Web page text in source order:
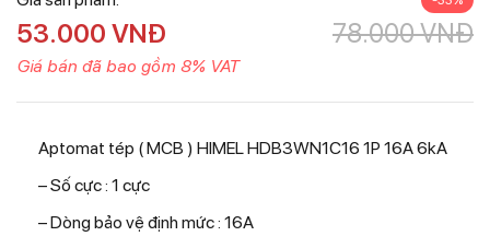
78.000VNĐ
53.000 VNĐ
Giá bán đã bao gồm 8% VAT
Aptomat tép ( MCB ) HIMEL HDB3WN1C16 1P 16A 6kA
– Số cực : 1 cực
– Dòng bảo vệ định mức : 16A